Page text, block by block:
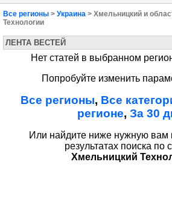
Все регионы > Украина > Хмельницкий и
Технологии
ЛЕНТА ВЕСТЕЙ
Нет статей в выбранном
Попробуйте изменить
Все регионы, Все
регионе, За 30
Или найдите ниже нужную
результатах поиска по
Хмельницкий